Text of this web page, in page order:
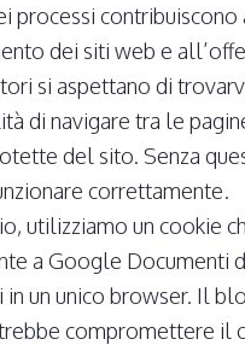
processi contribuiscono
dei siti web e
si aspettano di
di navigare tra le
del sito. Senza
correttamente.
utilizziamo un cookie
a Google Documenti
in un unico browser. Il
compromettere il